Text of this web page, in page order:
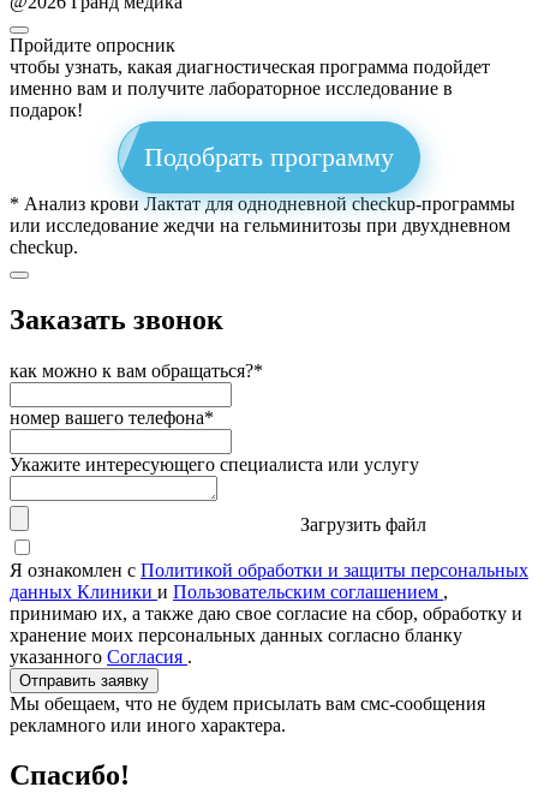
Пройдите опросник
чтобы узнать, какая диагностическая программа подойдет
именно вам и получите лабораторное исследование в
подарок!
Подобрать программу
* Анализ крови Лактат для однодневной checkup-программы
или исследование жедчи на гельминитозы при двухдневном
checkup.
Заказать звонок
как можно к вам обращаться?*
номер вашего телефона*
Укажите интересующего специалиста или услугу
Загрузить файл
Я ознакомлен с Политикой обработки и защиты персональных
данных Клиники и Пользовательским соглашением ,
принимаю их, а также даю свое согласие на сбор, обработку и
хранение моих персональных данных согласно бланку
указанного Согласия .
Отправить заявку
Мы обещаем, что не будем присылать вам смс-сообщения
рекламного или иного характера.
Спасибо!